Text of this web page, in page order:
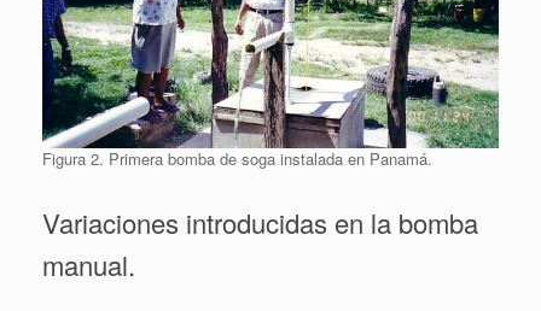
Figura 2. Primera bomba de soga instalada en Panamá.
Variaciones introducidas en la bomba
manual.